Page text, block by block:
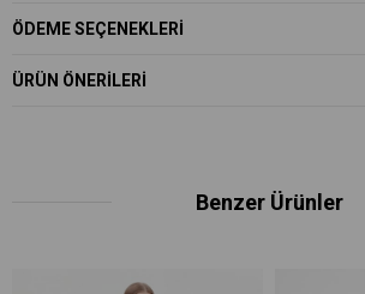
ÖDEME SEÇENEKLERI
ÜRÜN ÖNERILERI
Benzer Ürünler